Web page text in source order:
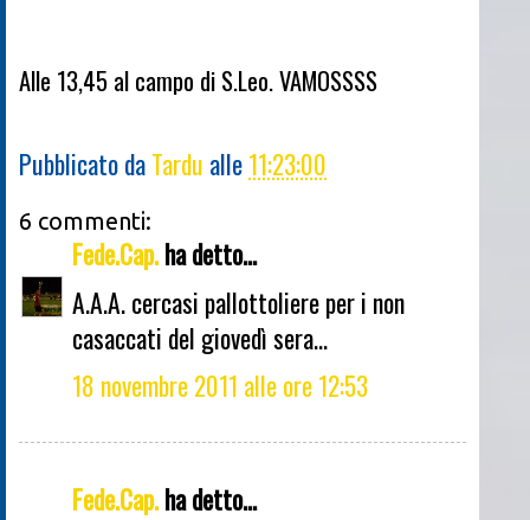
Alle 13,45 al campo di S.Leo. VAMOSSSS
Pubblicato daTardu alle11:23:00
6 commenti:
Fede.Cap.ha detto...
A.A.A. cercasi pallottoliere per i non
casaccati del giovedì sera...
18 novembre 2011 alle ore 12:53
Fede.Cap.ha detto...